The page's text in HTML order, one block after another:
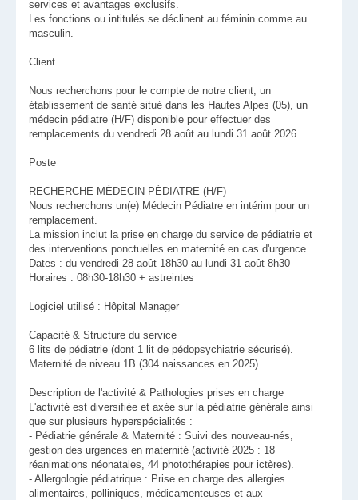
services et avantages exclusifs.
Les fonctions ou intitulés se déclinent au féminin comme au
masculin.
Client
Nous recherchons pour le compte de notre client, un
établissement de santé situé dans les Hautes Alpes (05), un
médecin pédiatre (H/F) disponible pour effectuer des
remplacements du vendredi 28 août au lundi 31 août 2026.
Poste
RECHERCHE MÉDECIN PÉDIATRE (H/F)
Nous recherchons un(e) Médecin Pédiatre en intérim pour un
remplacement.
La mission inclut la prise en charge du service de pédiatrie et
des interventions ponctuelles en maternité en cas d'urgence.
Dates : du vendredi 28 août 18h30 au lundi 31 août 8h30
Horaires : 08h30-18h30 + astreintes
Logiciel utilisé : Hôpital Manager
Capacité & Structure du service
6 lits de pédiatrie (dont 1 lit de pédopsychiatrie sécurisé).
Maternité de niveau 1B (304 naissances en 2025).
Description de l'activité & Pathologies prises en charge
L'activité est diversifiée et axée sur la pédiatrie générale ainsi
que sur plusieurs hyperspécialités :
- Pédiatrie générale & Maternité : Suivi des nouveau-nés,
gestion des urgences en maternité (activité 2025 : 18
réanimations néonatales, 44 photothérapies pour ictères).
- Allergologie pédiatrique : Prise en charge des allergies
alimentaires, polliniques, médicamenteuses et aux